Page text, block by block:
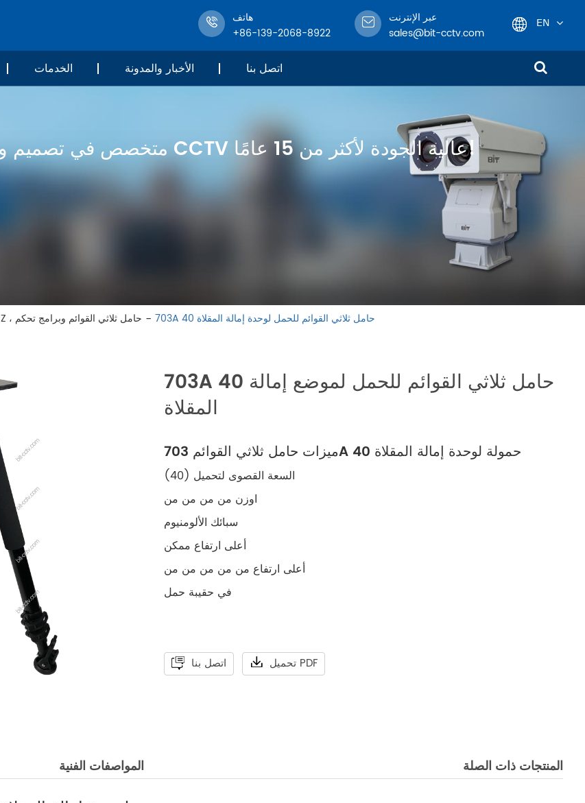
هاتف
+86-139-2068-8922
عبر الإنترنت
sales@bit-cctv.com
EN
한국어
français
Deutsch
Español
العربية
ไทย
الخدمات الأخبار والمدونة اتصل بنا
متخصص في تصميم وهندسة وتصنيع معدات مراقبة CCTV عالية الجودة لأكثر من 15 عامًا!
وحدة تحكم لوحة مفاتيح PTZ ، حامل ثلاثي القوائم وبرامج تحكم 703A 40 حامل ثلاثي القوائم للحمل لوحدة إمالة المقلاة
703A 40 حامل ثلاثي القوائم للحمل لموضع إمالة
المقلاة
ميزات حامل ثلاثي القوائم 703A 40 حمولة لوحدة إمالة المقلاة
السعة القصوى لتحميل (40)
اوزن من من من من
سبائك الألومنيوم
أعلى ارتفاع ممكن
أعلى ارتفاع من من من من من
في حقيبة حمل
اتصل بنا تحميل PDF
المواصفات الفنية المنتجات ذات الصلة